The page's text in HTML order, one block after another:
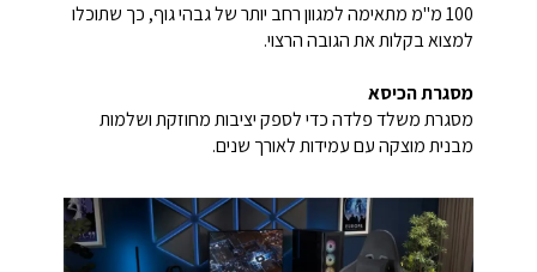
100 מ"מ מתאימה למגוון רחב יותר של גבהי גוף, כך שתוכלו
למצוא בקלות את הגובה הרצוי.
מסגרת הכיסא
מסגרת משלד פלדה כדי לספק יציבות מחוזקת ושלמות
מבנית מוצקה עם עמידות לאורך שנים.